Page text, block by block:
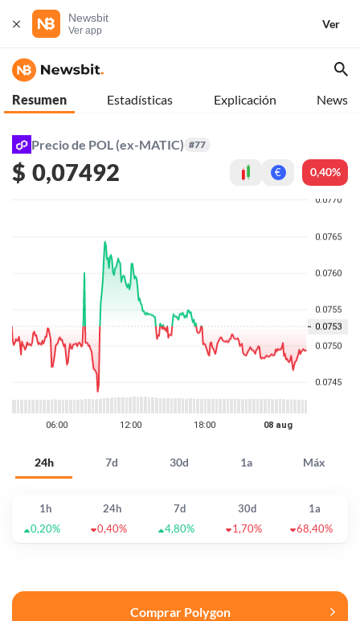
Newsbit
Ver app
Ver
Resumen Estadísticas Explicación News
Precio de POL (ex-MATIC) #77
$ 0,07492 € 0,40%
24h 7d 30d 1a Máx
Comprar Polygon
1h 24h 7d 30d
1a
0,20%
0,40% 4,80% 1,70% 68,40%